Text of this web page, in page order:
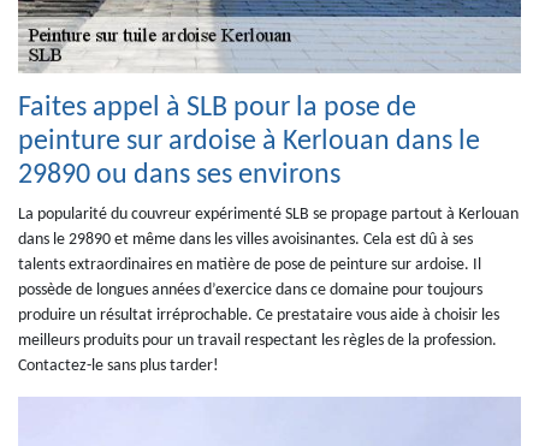
Faites appel à SLB pour la pose de
peinture sur ardoise à Kerlouan dans le
29890 ou dans ses environs
La popularité du couvreur expérimenté SLB se propage partout à Kerlouan
dans le 29890 et même dans les villes avoisinantes. Cela est dû à ses
talents extraordinaires en matière de pose de peinture sur ardoise. Il
possède de longues années d’exercice dans ce domaine pour toujours
produire un résultat irréprochable. Ce prestataire vous aide à choisir les
meilleurs produits pour un travail respectant les règles de la profession.
Contactez-le sans plus tarder!